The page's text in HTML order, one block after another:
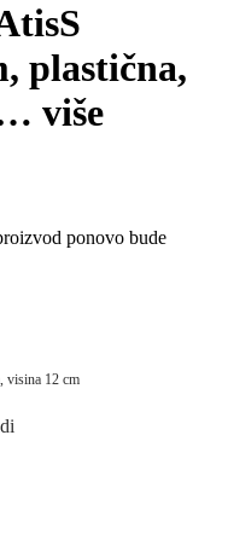
S
plastična,
više
ponovo bude
visina 12 cm